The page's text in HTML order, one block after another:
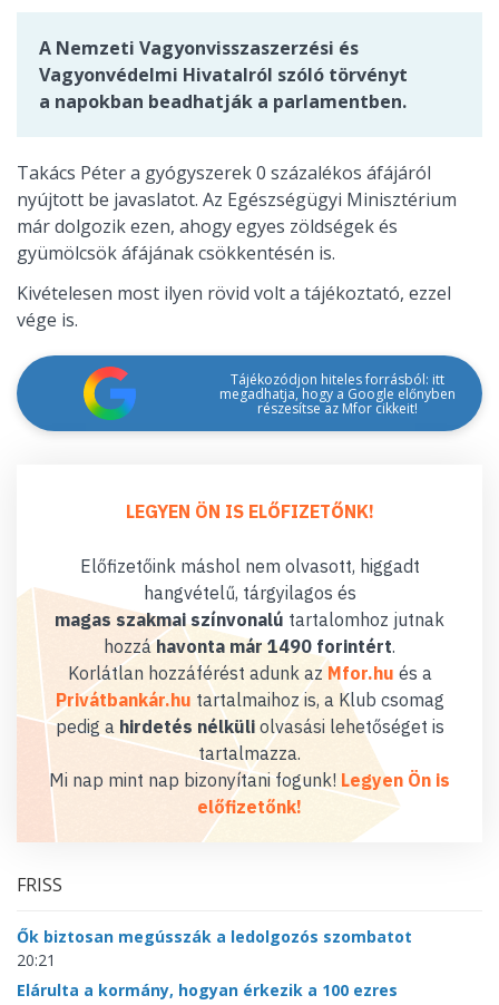
A Nemzeti Vagyonvisszaszerzési és
Vagyonvédelmi Hivatalról szóló törvényt
a napokban beadhatják a parlamentben.
Takács Péter a gyógyszerek 0 százalékos áfájáról
nyújtott be javaslatot. Az Egészségügyi Minisztérium
már dolgozik ezen, ahogy egyes zöldségek és
gyümölcsök áfájának csökkentésén is.
Kivételesen most ilyen rövid volt a tájékoztató, ezzel
vége is.
Tájékozódjon hiteles forrásból: itt
megadhatja, hogy a Google előnyben
részesítse az Mfor cikkeit!
LEGYEN ÖN IS ELŐFIZETŐNK!
Előfizetőink máshol nem olvasott, higgadt
hangvételű, tárgyilagos és
magas szakmai színvonalú tartalomhoz jutnak
hozzáhavonta már 1490 forintért.
Korlátlan hozzáférést adunk az Mfor.hu és a
Privátbankár.hu tartalmaihoz is, a Klub csomag
pedig a hirdetés nélküliolvasási lehetőséget is
tartalmazza.
Mi nap mint nap bizonyítani fogunk! Legyen Ön is
előfizetőnk!
FRISS
Ők biztosan megússzák a ledolgozós szombatot
20:21
Elárulta a kormány, hogyan érkezik a 100 ezres